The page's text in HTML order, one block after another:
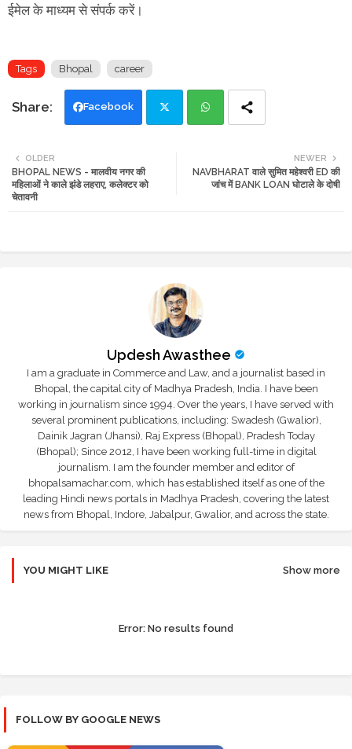
ईमेल के माध्यम से संपर्क करें।
Tags Bhopal career
Facebook
ats
NEWER
NAVBHARAT वाले सुमित महेश्वरी ED की
जांच में BANK LOAN घोटाले के दोषी
OLDER
BHOPAL NEWS - मालवीय नगर की
महिलाओं ने काले झंडे लहराए, कलेक्टर को
चेतावनी
Updesh Awasthee
I am a graduate in Commerce and Law, and a journalist based in
Bhopal, the capital city of Madhya Pradesh, India. I have been
working in journalism since 1994. Over the years, I have served with
several prominent publications, including: Swadesh (Gwalior),
Dainik Jagran (Jhansi), Raj Express (Bhopal), Pradesh Today
(Bhopal); Since 2012, I have been working full-time in digital
journalism. I am the founder member and editor of
bhopalsamachar.com, which has established itself as one of the
leading Hindi news portals in Madhya Pradesh, covering the latest
news from Bhopal, Indore, Jabalpur, Gwalior, and across the state.
YOU MIGHT LIKE Show more
Error: No results found
FOLLOW BY GOOGLE NEWS